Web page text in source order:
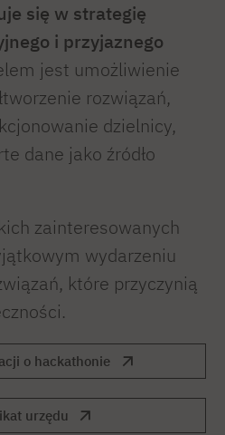
się w strategię
i przyjaznego
jest umożliwienie
rozwiązań,
dzielnicy,
dane jako źródło
zainteresowanych
wydarzeniu
które przyczynią
o hackathonie
urzędu